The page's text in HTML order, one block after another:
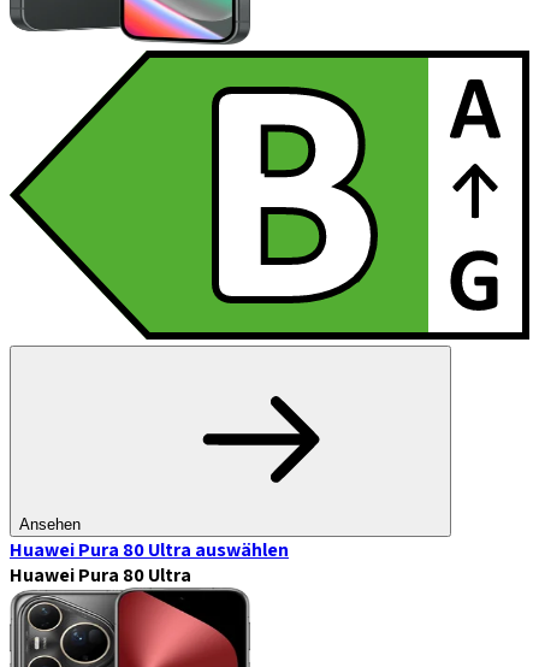
Ansehen
Huawei Pura 80 Ultra auswählen
Huawei Pura 80 Ultra